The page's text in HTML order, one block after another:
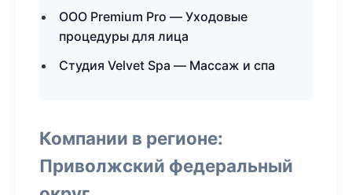
ООО Premium Pro — Уходовые
процедуры для лица
Студия Velvet Spa — Массаж и спа
Компании в регионе:
Приволжский федеральный